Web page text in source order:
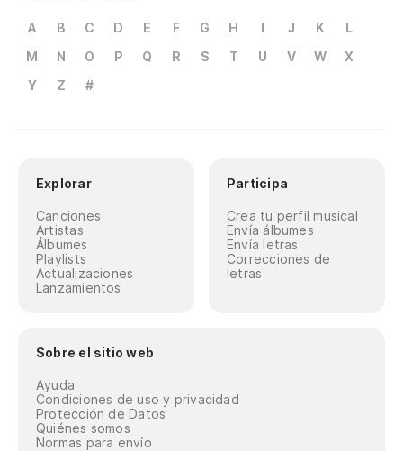
A B C D E F G H I J K
L
M
N O P Q R S T U V W
X
Y
Z #
Explorar
Canciones
Artistas
Álbumes
Playlists
Actualizaciones
Lanzamientos
Participa
Crea tu perfil musical
Envía álbumes
Envía letras
Correcciones de
letras
Sobre el sitio web
Ayuda
Condiciones de uso y privacidad
Protección de Datos
Quiénes somos
Normas para envío